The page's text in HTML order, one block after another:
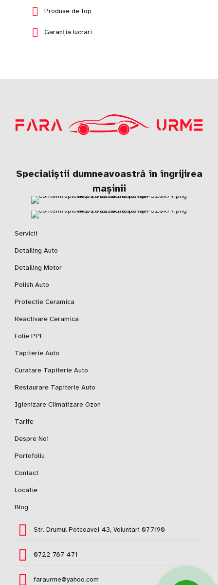
Produse de top
Garanția lucrari
Specialiștii dumneavoastră în îngrijirea
mașinii
Servicii
Detailing Auto
Detailing Motor
Polish Auto
Protectie Ceramica
Reactivare Ceramica
Folie PPF
Tapiterie Auto
Curatare Tapiterie Auto
Restaurare Tapiterie Auto
Igienizare Climatizare Ozon
Tarife
Despre Noi
Portofoliu
Contact
Locatie
Blog
Str. Drumul Potcoavei 43, Voluntari 077190
0722 787 471
faraurme@yahoo.com